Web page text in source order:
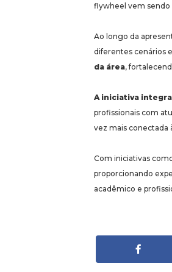
flywheel vem sendo
Ao longo da
diferentes cenários
da área,
A iniciativa
profissionais com
vez mais conectada
Com iniciativas
proporcionando
acadêmico e